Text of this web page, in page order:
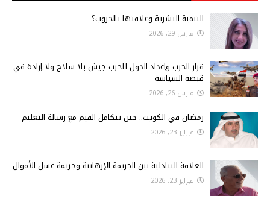
التنمية البشرية وعلاقتها بالحروب؟
مارس 29, 2026
قرار الحرب وإعداد الدول للحرب جيش بلا سلاح ولا إرادة في
قبضة السياسة
مارس 26, 2026
رمضان في الكويت.. حين تتكامل القيم مع رسالة التعليم
فبراير 23, 2026
العلاقة التبادلية بين الجريمة الإرهابية وجريمة غسل الأموال
فبراير 23, 2026